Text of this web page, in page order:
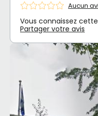
Aucun
Vous connaissez
Partager votre avis